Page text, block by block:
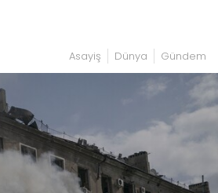
Asayiş Dünya Gündem